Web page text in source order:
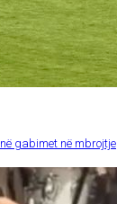
gabimet në mbrojtje